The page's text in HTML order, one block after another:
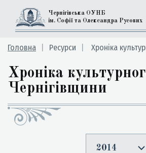
Чернігівська ОУНБ
ім. Софії та Олександра Русових
Головна Ресурси Хроніка
Хроніка
Чернігівщини
2014